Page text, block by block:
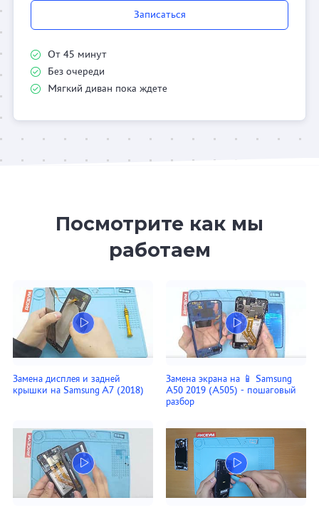
Записаться
От 45 минут
Без очереди
Мягкий диван пока ждете
Посмотрите как мы
работаем
Замена дисплея и задней
крышки на Samsung A7 (2018)
Замена экрана на 📱 Samsung
A50 2019 (A505) - пошаговый
разбор